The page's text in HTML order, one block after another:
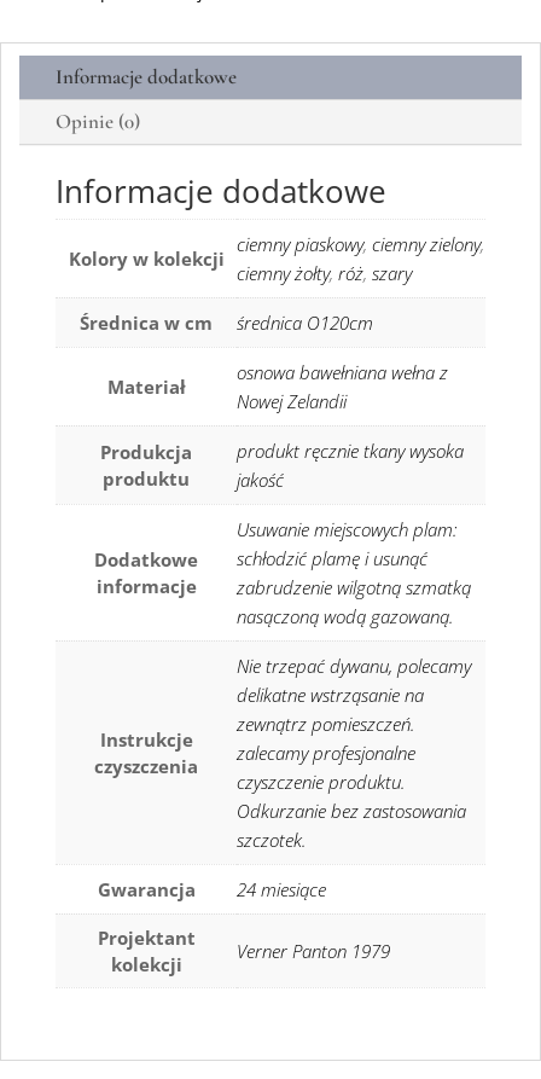
Informacje dodatkowe
Opinie (0)
Informacje dodatkowe
Kolory w kolekcji
ciemny piaskowy, ciemny zielony,
ciemny żołty, róż, szary
Średnica w cm średnica O120cm
Materiał
osnowa bawełniana wełna z
Nowej Zelandii
Produkcja
produktu
produkt ręcznie tkany wysoka
jakość
Dodatkowe
informacje
Usuwanie miejscowych plam:
schłodzić plamę i usunąć
zabrudzenie wilgotną szmatką
nasączoną wodą gazowaną.
Instrukcje
czyszczenia
Nie trzepać dywanu, polecamy
delikatne wstrząsanie na
zewnątrz pomieszczeń.
zalecamy profesjonalne
czyszczenie produktu.
Odkurzanie bez zastosowania
szczotek.
Gwarancja
24 miesiące
Projektant
kolekcji
Verner Panton 1979